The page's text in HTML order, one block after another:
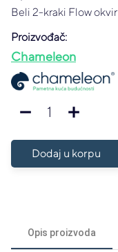
Beli 2-kraki Flow okvir
Proizvođač:
Chameleon
remove 1 add
Dodaj u korpu
Opis proizvoda